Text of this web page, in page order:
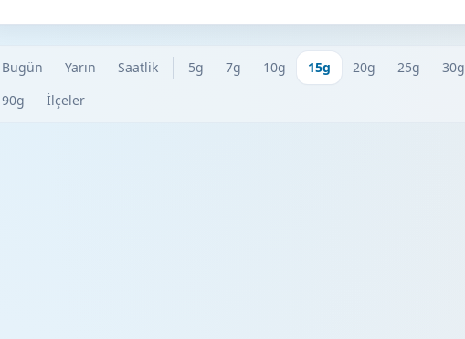
Bugün Yarın Saatlik 5g 7g 10g 15g 20g 25g 30g
90g
İlçeler